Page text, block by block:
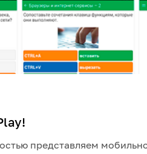
представляем